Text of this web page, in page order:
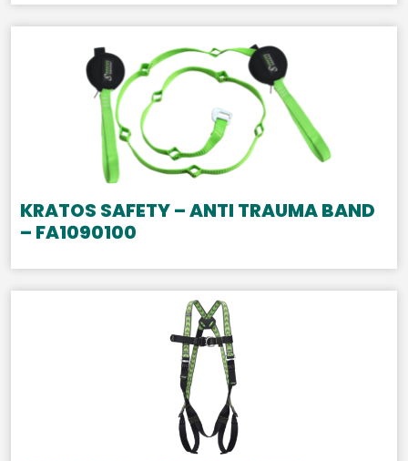
KRATOS SAFETY – ANTI TRAUMA BAND
– FA1090100